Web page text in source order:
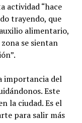
actividad “hace
trayendo, que
alimentario,
se sientan
importancia del
Este
la ciudad. Es el
para salir más